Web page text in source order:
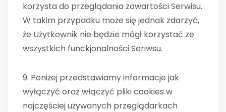
korzysta do przeglądania zawartości Serwisu.
W takim przypadku może się jednak zdarzyć,
że Użytkownik nie będzie mógł korzystać ze
wszystkich funckjonalności Seriwsu.
9. Poniżej przedstawiamy informacje jak
wyłączyć oraz włączyć pliki cookies w
najczęściej używanych przeglądarkach